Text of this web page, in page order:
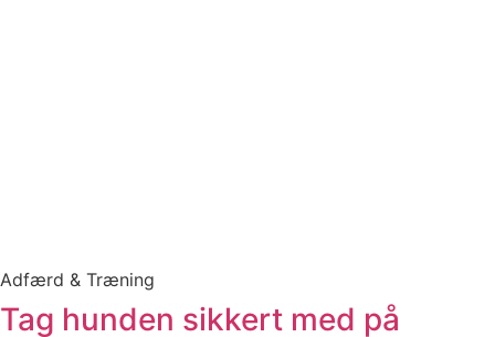
Adfærd & Træning
Tag hunden sikkert med på